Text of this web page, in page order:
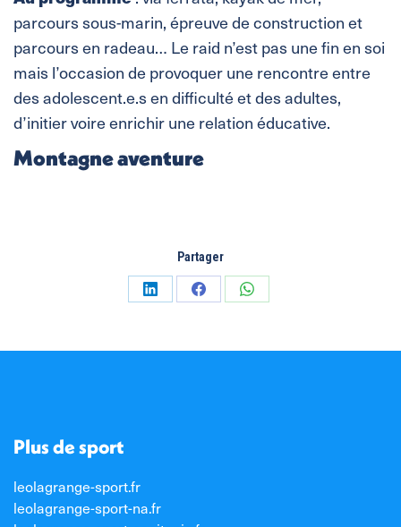
parcours sous-marin, épreuve de construction et
parcours en radeau… Le raid n’est pas une fin en soi
mais l’occasion de provoquer une rencontre entre
des adolescent.e.s en difficulté et des adultes,
d’initier voire enrichir une relation éducative.
Montagne aventure
Partager
Partager
LinkedIn
Partager
Facebook
Partager
WhatsApp
Plus de sport
leolagrange-sport.fr
leolagrange-sport-na.fr